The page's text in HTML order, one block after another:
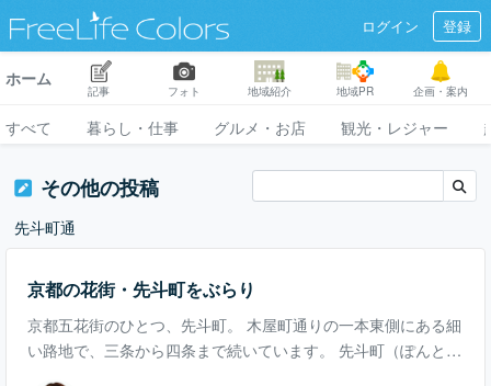
ログイン 登録
ホーム
記事 フォト 地域紹介 地域PR 企画・案内
すべて 暮らし・仕事 グルメ・お店 観光・レジャー
その他の投稿
先斗町通
京都の花街・先斗町をぶらり
京都五花街のひとつ、先斗町。 木屋町通りの一本東側にある細
い路地で、三条から四条まで続いています。 先斗町（ぽんとち